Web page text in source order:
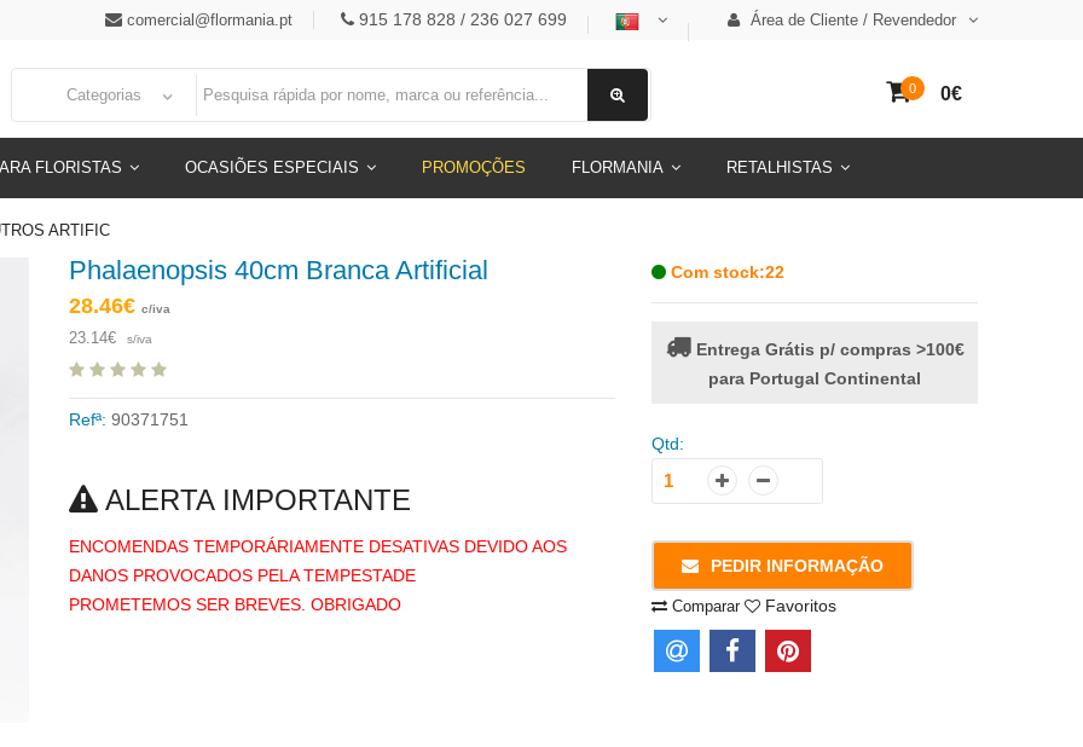
comercial@flormania.pt 915 178 828 / 236 027 699 Área de Cliente / Revendedor
Categorias
FLORISTAS OCASIÕES ESPECIAIS PROMOÇÕES FLORMANIA RETALHISTAS
0 0€
ARTIFIC
Phalaenopsis 40cm Branca Artificial
28.46€ c/iva
23.14€ s/iva
Refª: 90371751
ALERTA IMPORTANTE
ENCOMENDAS TEMPORÁRIAMENTE DESATIVAS DEVIDO AOS
DANOS PROVOCADOS PELA TEMPESTADE
PROMETEMOS SER BREVES. OBRIGADO
Com stock:22
Entrega Grátis p/ compras >100€
para Portugal Continental
Qtd:
PEDIR INFORMAÇÃO
Comparar Favoritos